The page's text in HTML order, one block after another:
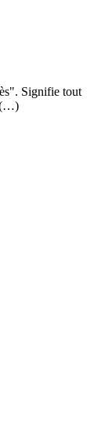
Signifie tout
(…)